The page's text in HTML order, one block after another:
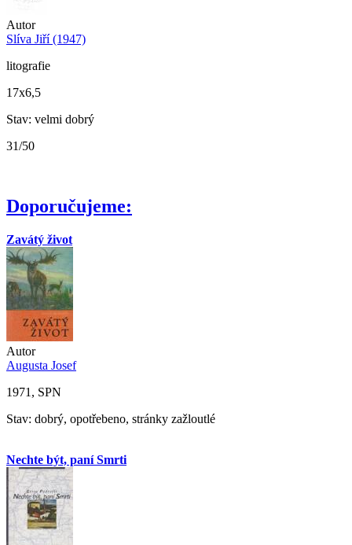
Autor
Slíva Jiří (1947)
litografie
17x6,5
Stav: velmi dobrý
31/50
Doporučujeme:
Zavátý život
Autor
Augusta Josef
1971, SPN
Stav: dobrý, opotřebeno, stránky zažloutlé
Nechte být, paní Smrti